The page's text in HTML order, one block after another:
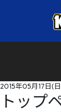
2015年05月17日(
トップ